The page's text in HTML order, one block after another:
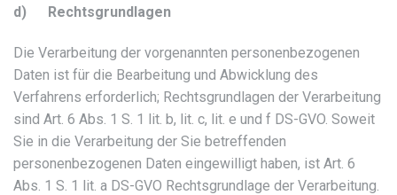
d) Rechtsgrundlagen
Die Verarbeitung der vorgenannten personenbezogenen
Daten ist für die Bearbeitung und Abwicklung des
Verfahrens erforderlich; Rechtsgrundlagen der Verarbeitung
sind Art. 6 Abs. 1 S. 1 lit. b, lit. c, lit. e und f DS-GVO. Soweit
Sie in die Verarbeitung der Sie betreffenden
personenbezogenen Daten eingewilligt haben, ist Art. 6
Abs. 1 S. 1 lit. a DS-GVO Rechtsgrundlage der Verarbeitung.